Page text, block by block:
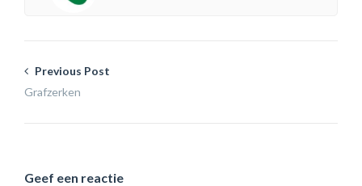
Previous Post
Grafzerken
Geef een reactie